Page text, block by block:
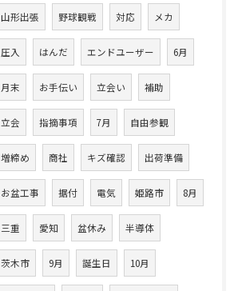
山形出張 野球観戦 対応 メカ
圧入 はんだ エンドユーザー 6月
月末 お手伝い 立会い 補助
立会 指摘事項 7月 自由参観
増締め 商社 キズ確認 出荷準備
お盆工事 据付 電気 姫路市 8月
三重 愛知 盆休み 半導体
茨木市 9月 誕生日 10月